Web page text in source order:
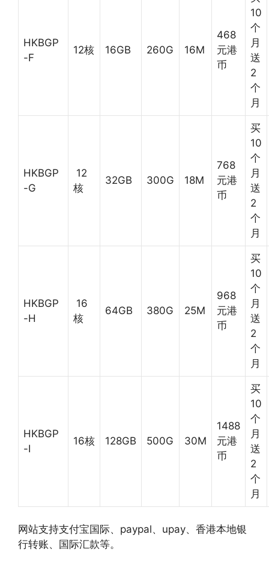
HKBGP
-F
12核 16GB 260G 16M
468
元港
币
10
个
月
送
2
个
月
HKBGP
-G
12
核
32GB 300G 18M
768
元港
币
买
10
个
月
送
2
个
月
HKBGP
-H
16
核
64GB 380G 25M
968
元港
币
买
10
个
月
送
2
个
月
HKBGP
-I
16核 128GB 500G 30M
1488
元港
币
买
10
个
月
送
2
个
月
网站支持支付宝国际、paypal、upay、香港本地银
行转账、国际汇款等。